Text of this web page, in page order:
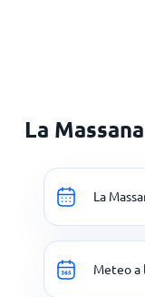
La
La
Meteo a